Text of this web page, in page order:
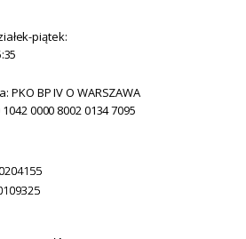
piątek:
PKO BP IV O WARSZAWA
0000 8002 0134 7095